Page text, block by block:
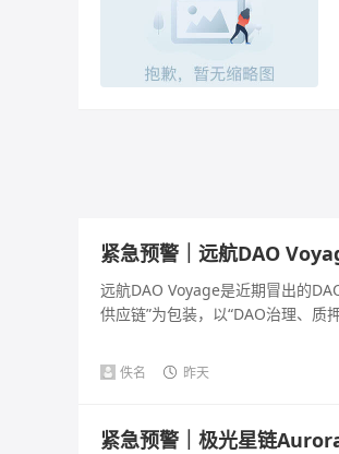
紧急预警｜远航DAO
远航DAO Voyage是近期冒出的
供应链”为包装，以“DAO治理、质
佚名 昨天
紧急预警｜极光星链